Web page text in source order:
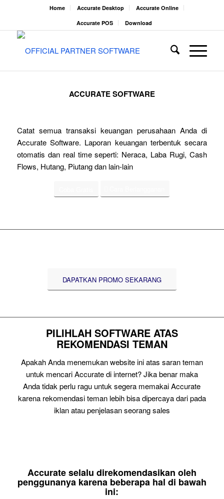
Home Accurate Desktop
Accurate Online
Accurate POS
Download
ACCURATE SOFTWARE
Catat semua transaksi keuangan perusahaan Anda di
Accurate Software. Laporan keuangan terbentuk secara
otomatis dan real time seperti: Neraca, Laba Rugi, Cash
Flows, Hutang, Piutang dan lain-lain
DAPATKAN PROMO SEKARANG
PILIHLAH SOFTWARE ATAS
REKOMENDASI TEMAN
Apakah Anda menemukan website ini atas saran teman
untuk mencari Accurate di internet? Jika benar maka
Anda tidak perlu ragu untuk segera memakai Accurate
karena rekomendasi teman lebih bisa dipercaya dari pada
iklan atau penjelasan seorang sales
Accurate selalu direkomendasikan oleh
penggunanya karena beberapa hal di bawah
ini: